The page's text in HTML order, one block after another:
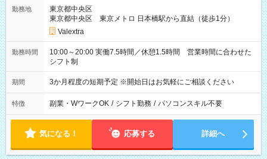
勤務地
東京都中央区
東京都中央区 東京メトロ 日本橋駅から直結（徒歩1分）
Valextra
勤務時間
10:00～20:00 実働7.5時間／休憩1.5時間 営業時間に合わせた
シフト制
期間 3か月程度の短期予定 ※開始日はお気軽にご相談ください
特徴 副業・WワークOK / シフト勤務 / パソコンスキル不要
気になる！ 応募する 詳細へ